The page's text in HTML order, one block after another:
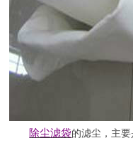
除尘滤袋的滤尘，主